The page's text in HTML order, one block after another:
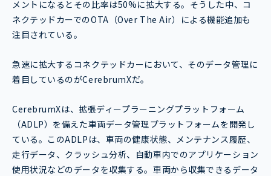
メントになるとその比率は50%に拡大する。そうした中、コ
ネクテッドカーでのOTA（Over The Air）による機能追加も
注目されている。
急速に拡大するコネクテッドカーにおいて、そのデータ管理に
着目しているのがCerebrumXだ。
CerebrumXは、拡張ディープラーニングプラットフォーム
（ADLP）を備えた車両データ管理プラットフォームを開発し
ている。このADLPは、車両の健康状態、メンテナンス履歴、
走行データ、クラッシュ分析、自動車内でのアプリケーション
使用状況などのデータを収集する。車両から収集できるデータ